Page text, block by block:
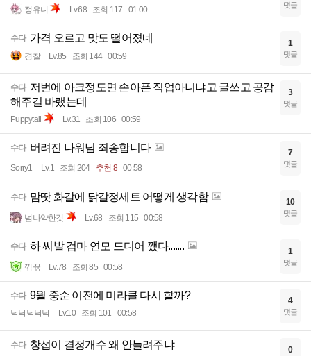
정유니 Lv.68 조회 117 01:00 댓글
수다 가격 오르고 맛도 떨어졌네
경찰 Lv.85 조회 144 00:59
1
댓글
수다 저번에 아크정도면 손아픈 직업아니냐고 글쓰고 공감
해주길 바랬는데
Puppytail Lv.31 조회 106 00:59
3
댓글
수다 버려진 나워님 죄송합니다
Sorry1 Lv.1 조회 204 추천 8 00:58
7
댓글
수다 맘땃 화갈에 닭갈정세트 어떻게 생각함
넘나약한것 Lv.68 조회 115 00:58
10
댓글
수다 하 씨발 검마 연모 드디어 깼다.......
끾뀪 Lv.78 조회 85 00:58
1
댓글
수다 9월 중순 이전에 미라클 다시 할까?
낙낙낙낙낙 Lv.10 조회 101 00:58
4
댓글
수다 창섭이 결정개수 왜 안늘려주냐 0